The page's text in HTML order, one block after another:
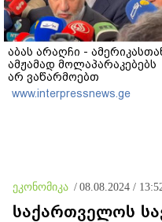
აბას არაღჩი -
ამჟამად მოლაპარაკებებს
არ ვაწარმოებთ
www.interpressnews.ge
ეკონომიკა / 08.08.2024 /
საქართველოს